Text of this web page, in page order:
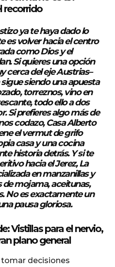
recorrido
ya te haya dado lo
es volver hacia el centro
como Dios y el
Si quieres una opción
cerca del eje Austrias–
siendo una apuesta
torreznos, vino en
, todo ello a dos
Si prefieres algo más de
codazo,Casa Alberto
el vermut de grifo
casa y una cocina
historia detrás. Y si te
hacia el Jerez,La
en manzanillas y
mojama, aceitunas,
No es exactamente un
pausa gloriosa.
Vistillas para el nervio,
plano general
decisiones